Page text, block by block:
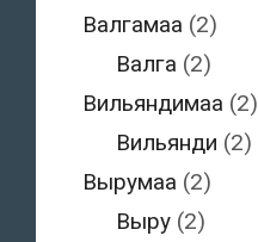
Валгамаа (2)
Валга (2)
Вильяндимаа (2)
Вильянди (2)
Вырумаа (2)
Выру (2)